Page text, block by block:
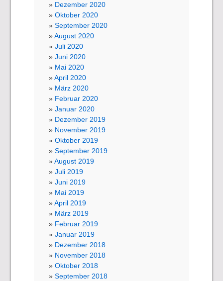
Dezember 2020
Oktober 2020
September 2020
August 2020
Juli 2020
Juni 2020
Mai 2020
April 2020
März 2020
Februar 2020
Januar 2020
Dezember 2019
November 2019
Oktober 2019
September 2019
August 2019
Juli 2019
Juni 2019
Mai 2019
April 2019
März 2019
Februar 2019
Januar 2019
Dezember 2018
November 2018
Oktober 2018
September 2018